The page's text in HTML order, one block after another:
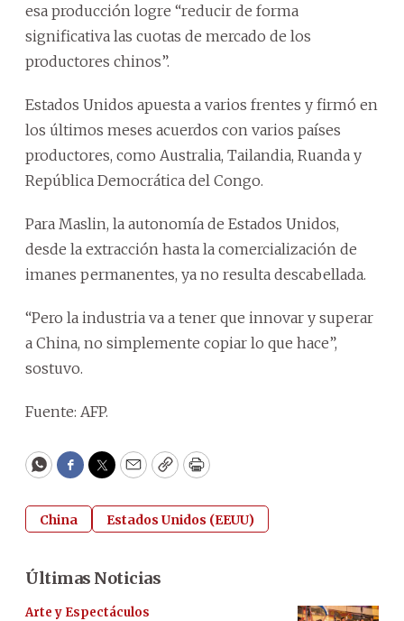
esa producción logre “reducir de forma
significativa las cuotas de mercado de los
productores chinos”.
Estados Unidos apuesta a varios frentes y firmó en
los últimos meses acuerdos con varios países
productores, como Australia, Tailandia, Ruanda y
República Democrática del Congo.
Para Maslin, la autonomía de Estados Unidos,
desde la extracción hasta la comercialización de
imanes permanentes, ya no resulta descabellada.
“Pero la industria va a tener que innovar y superar
a China, no simplemente copiar lo que hace”,
sostuvo.
Fuente: AFP.
WhatsApp
Facebook
Twitter
EmailCopyPrint
China Estados Unidos (EEUU)
Últimas Noticias
Arte y Espectáculos